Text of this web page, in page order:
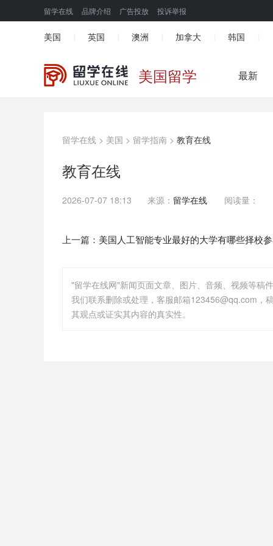
留学在线 品牌介绍 广告投放 投诉举报
美国 英国 澳洲 加拿大 韩国
美国留学 最新
留学在线 > 美国 > 留学指南 > 教育在线
教育在线
2026-07-07 18:13 来源： 留学在线 阅读量：
上一篇： 美国人工智能专业最好的大学有哪些择校
"留学在线网"新闻页面文章、图片、音频、视频等稿
其观点或证实其内容的真实性。